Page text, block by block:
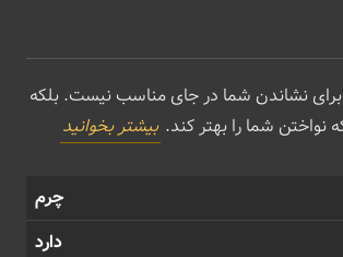
نشاندن شما در جای مناسب نیست. بلکه
شما را بهتر کند. بیشتر بخوانید
چرم
دارد